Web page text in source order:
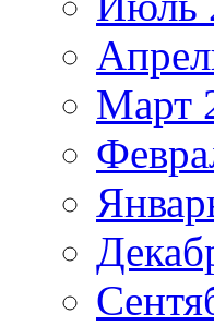
Март